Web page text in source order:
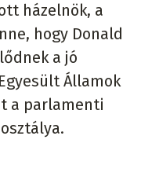
házelnök, a
hogy Donald
a jó
Államok
a parlamenti